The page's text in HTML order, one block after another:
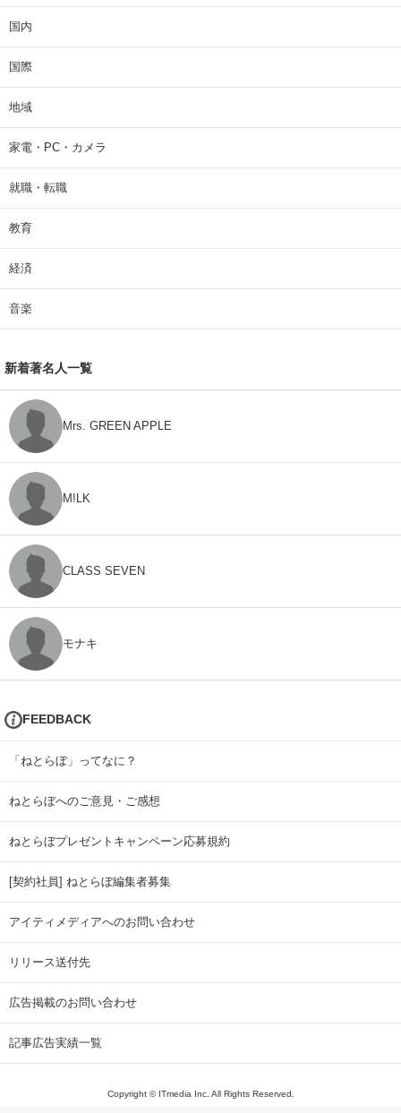
国内
国際
地域
家電・PC・カメラ
就職・転職
教育
経済
音楽
新着著名人一覧
Mrs. GREEN APPLE
M!LK
CLASS SEVEN
モナキ
FEEDBACK
「ねとらぼ」ってなに？
ねとらぼへのご意見・ご感想
ねとらぼプレゼントキャンペーン応募規約
[契約社員] ねとらぼ編集者募集
アイティメディアへのお問い合わせ
リリース送付先
広告掲載のお問い合わせ
記事広告実績一覧
Copyright © ITmedia Inc. All Rights Reserved.